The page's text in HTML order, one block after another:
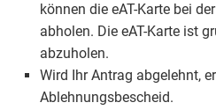
können die eAT-Karte bei
abholen. Die eAT-Karte ist
abzuholen.
Wird Ihr Antrag abgelehnt,
Ablehnungsbescheid.